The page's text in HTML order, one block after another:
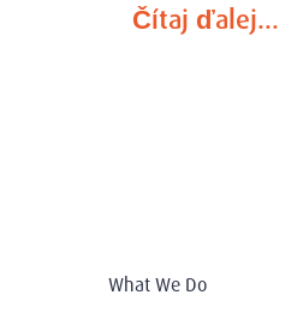
Čítaj ďalej...
What We Do